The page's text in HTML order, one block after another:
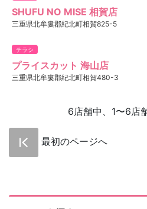
SHUFU NO MISE 相賀店
三重県北牟婁郡紀北町相賀825-5
チラシ
プライスカット 海山店
三重県北牟婁郡紀北町相賀480-3
6店舗中、1〜6店
最初のページへ